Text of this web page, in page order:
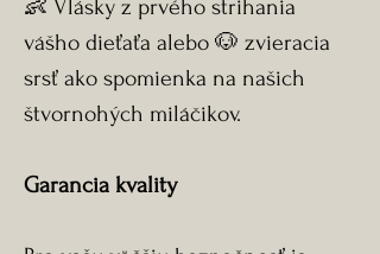
👶 Vlásky z prvého strihania
vášho dieťaťa alebo 🐶 zvieracia
srsť ako spomienka na našich
štvornohých miláčikov.
Garancia kvality